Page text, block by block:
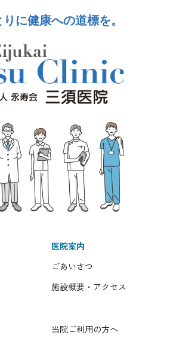
に健康への道標を。
医院案内
ごあいさつ
施設概要・アクセス
当院ご利用の方へ